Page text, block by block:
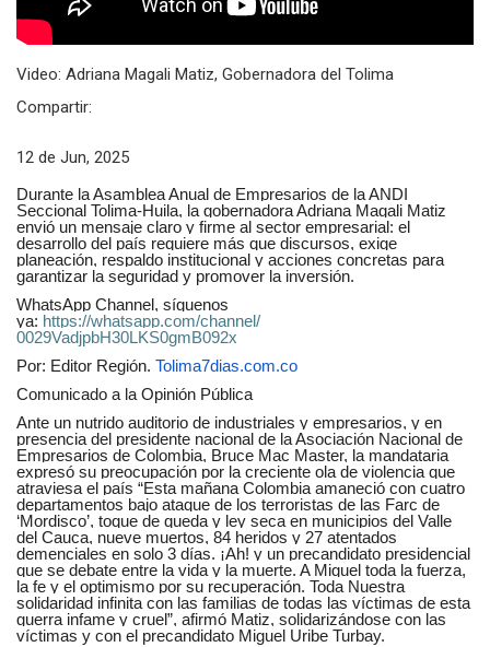
Video: Adriana Magali Matiz, Gobernadora del Tolima
Compartir:
12 de Jun, 2025
Durante la Asamblea Anual de Empresarios de la ANDI
Seccional Tolima-Huila, la gobernadora Adriana Magali Matiz
envió un mensaje claro y firme al sector empresarial: el
desarrollo del país requiere más que discursos, exige
planeación, respaldo institucional y acciones concretas para
garantizar la seguridad y promover la inversión.
WhatsApp Channel, síguenos
ya: https://whatsapp.com/channel/
0029VadjpbH30LKS0gmB092x
Por: Editor Región. Tolima7dias.com.co
Comunicado a la Opinión Pública
Ante un nutrido auditorio de industriales y empresarios, y en
presencia del presidente nacional de la Asociación Nacional de
Empresarios de Colombia, Bruce Mac Master, la mandataria
expresó su preocupación por la creciente ola de violencia que
atraviesa el país “Esta mañana Colombia amaneció con cuatro
departamentos bajo ataque de los terroristas de las Farc de
‘Mordisco’, toque de queda y ley seca en municipios del Valle
del Cauca, nueve muertos, 84 heridos y 27 atentados
demenciales en solo 3 días. ¡Ah! y un precandidato presidencial
que se debate entre la vida y la muerte. A Miguel toda la fuerza,
la fe y el optimismo por su recuperación. Toda Nuestra
solidaridad infinita con las familias de todas las víctimas de esta
guerra infame y cruel”, afirmó Matiz, solidarizándose con las
víctimas y con el precandidato Miguel Uribe Turbay.